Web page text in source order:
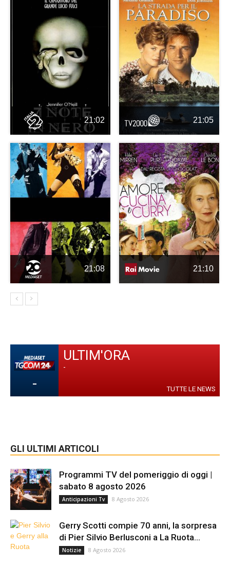
21:02 21:05
21:08 21:10
-
ULTIM'ORA
-
TUTTE LE NEWS
GLI ULTIMI ARTICOLI
Programmi TV del pomeriggio di oggi |
sabato 8 agosto 2026
Anticipazioni Tv 8 Agosto 2026
Gerry Scotti compie 70 anni, la sorpresa
di Pier Silvio Berlusconi a La Ruota...
Notizie 8 Agosto 2026